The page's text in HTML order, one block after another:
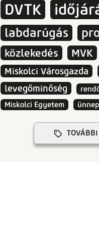
DVTK
labdarúgás
közlekedés MVK
Miskolci Városgazda
levegőminőség
Miskolci Egyetem
ünnep